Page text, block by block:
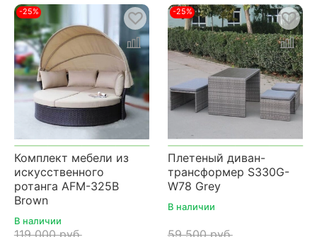
-25%
Комплект мебели из
искусственного
ротанга AFM-325B
Brown
В наличии
119 000 руб.
-25%
Плетеный диван-
трансформер S330G-
W78 Grey
В наличии
59 500 руб.